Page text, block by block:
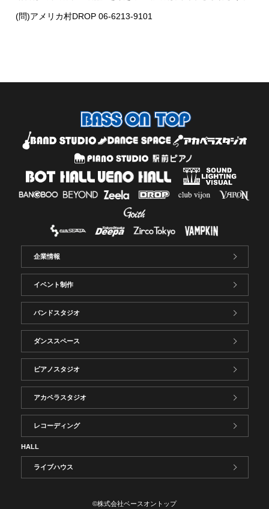
(問)アメリカ村DROP 06-6213-9101
企業情報
イベント制作
バンドスタジオ
ダンススペース
ピアノスタジオ
アカペラスタジオ
レコーディング
HALL
ライブハウス
©株式会社ベースオントップ